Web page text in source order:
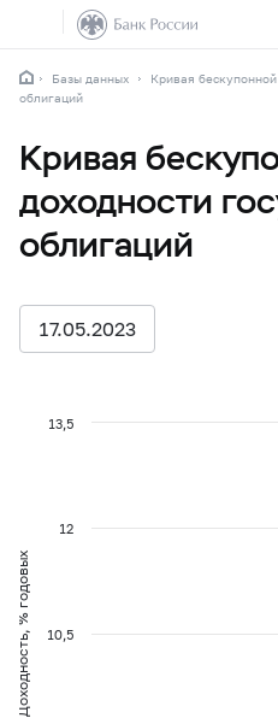
Базы данных
Кривая
облигаций
Кривая
доходности
облигаций
17.05.2023
Доходность, % годовых 10,5
12
13,5